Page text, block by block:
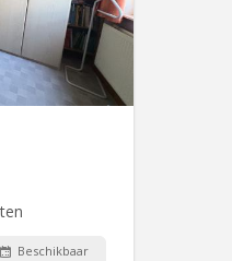
Beschikbaar